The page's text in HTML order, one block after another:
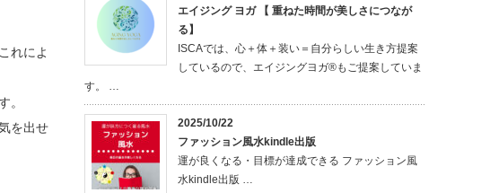
れによ
。
を出せ
エイジング ヨガ 【 重ねた時間が美しさにつなが
る】
ISCAでは、心＋体＋装い＝自分らしい生き方提案
しているので、エイジングヨガ®もご提案していま
す。 …
2025/10/22
ファッション風水kindle出版
運が良くなる・目標が達成できる ファッション風
水kindle出版 …